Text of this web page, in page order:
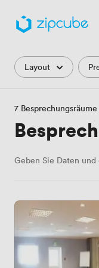
Filter
Layout
7 Besprechungsräume
Geben Sie Daten